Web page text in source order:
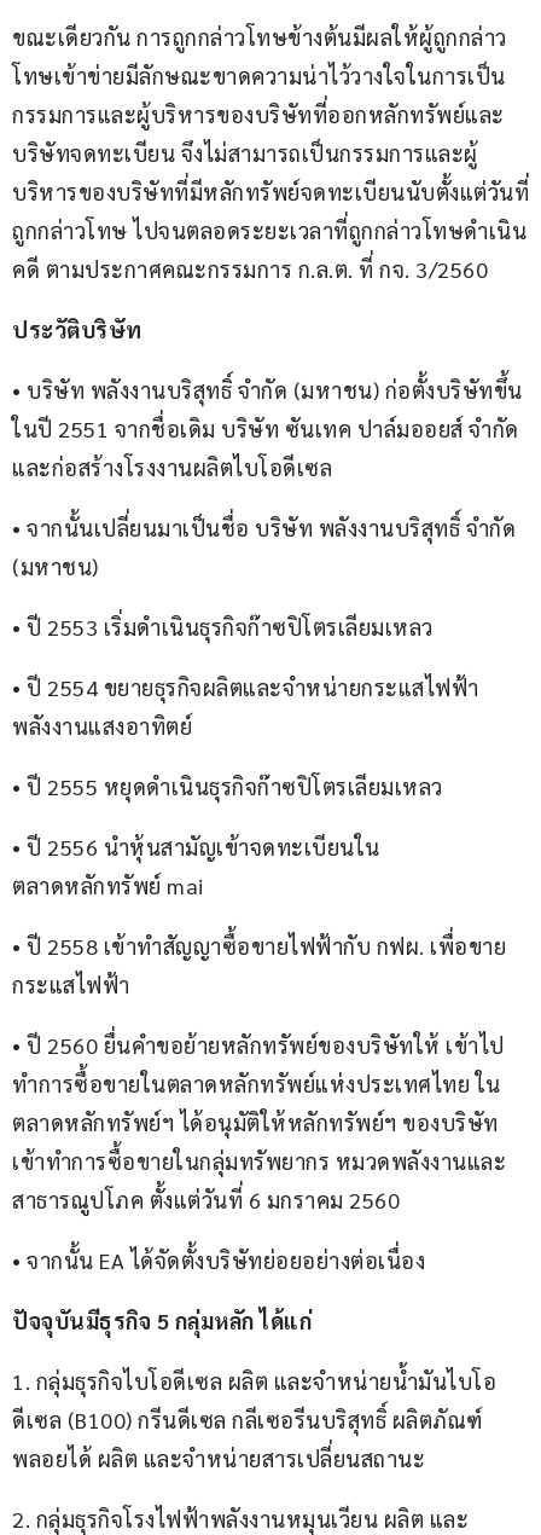
ขณะเดียวกัน การถูกกล่าวโทษข้างต้นมีผลให้ผู้ถูกกล่าว
โทษเข้าข่ายมีลักษณะขาดความน่าไว้วางใจในการเป็น
กรรมการและผู้บริหารของบริษัทที่ออกหลักทรัพย์และ
บริษัทจดทะเบียน จึงไม่สามารถเป็นกรรมการและผู้
บริหารของบริษัทที่มีหลักทรัพย์จดทะเบียนนับตั้งแต่วันที่
ถูกกล่าวโทษ ไปจนตลอดระยะเวลาที่ถูกกล่าวโทษดำเนิน
คดี ตามประกาศคณะกรรมการ ก.ล.ต. ที่ กจ. 3/2560
ประวัติบริษัท
• บริษัท พลังงานบริสุทธิ์ จำกัด (มหาชน) ก่อตั้งบริษัทขึ้น
ในปี 2551 จากชื่อเดิม บริษัท ซันเทค ปาล์มออยส์ จำกัด
และก่อสร้างโรงงานผลิตไบโอดีเซล
• จากนั้นเปลี่ยนมาเป็นชื่อ บริษัท พลังงานบริสุทธิ์ จำกัด
(มหาชน)
• ปี 2553 เริ่มดำเนินธุรกิจก๊าซปิโตรเลียมเหลว
• ปี 2554 ขยายธุรกิจผลิตและจำหน่ายกระแสไฟฟ้า
พลังงานแสงอาทิตย์
• ปี 2555 หยุดดำเนินธุรกิจก๊าซปิโตรเลียมเหลว
• ปี 2556 นำหุ้นสามัญเข้าจดทะเบียนใน
ตลาดหลักทรัพย์ mai
• ปี 2558 เข้าทำสัญญาซื้อขายไฟฟ้ากับ กฟผ. เพื่อขาย
กระแสไฟฟ้า
• ปี 2560 ยื่นคำขอย้ายหลักทรัพย์ของบริษัทให้ เข้าไป
ทำการซื้อขายในตลาดหลักทรัพย์แห่งประเทศไทย ใน
ตลาดหลักทรัพย์ฯ ได้อนุมัติให้หลักทรัพย์ฯ ของบริษัท
เข้าทำการซื้อขายในกลุ่มทรัพยากร หมวดพลังงานและ
สาธารณูปโภค ตั้งแต่วันที่ 6 มกราคม 2560
• จากนั้น EA ได้จัดตั้งบริษัทย่อยอย่างต่อเนื่อง
ปัจจุบันมีธุรกิจ 5 กลุ่มหลัก ได้แก่
1. กลุ่มธุรกิจไบโอดีเซล ผลิต และจำหน่ายน้ำมันไบโอ
ดีเซล (B100) กรีนดีเซล กลีเซอรีนบริสุทธิ์ ผลิตภัณฑ์
พลอยได้ ผลิต และจำหน่ายสารเปลี่ยนสถานะ
2. กลุ่มธุรกิจโรงไฟฟ้าพลังงานหมุนเวียน ผลิต และ